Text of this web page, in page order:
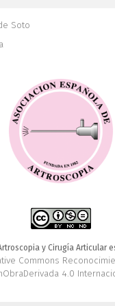
Soto
y Cirugía Articular
Commons
4.0